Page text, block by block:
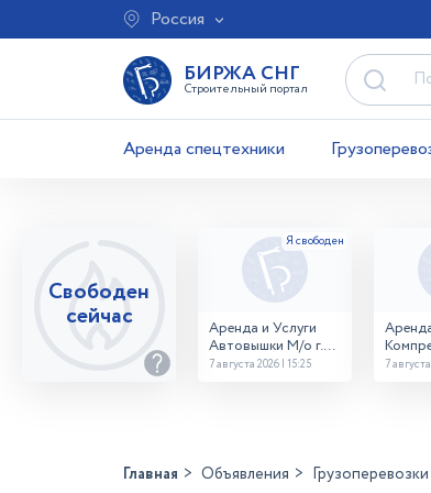
Россия
БИРЖА СНГ
Строительный портал
Аренда спецтехники
Свободен
сейчас
Аренда и Услуги
Автовышки М/о г.
Домодедово
7 августа 2026 | 15:25 7
Главная Объявления Грузоперевозки